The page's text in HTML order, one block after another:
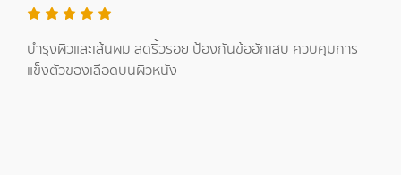
บำรุงผิวและเส้นผม ลดริ้วรอย ป้องกันข้ออักเสบ ควบคุมการ
แข็งตัวของเลือดบนผิวหนัง